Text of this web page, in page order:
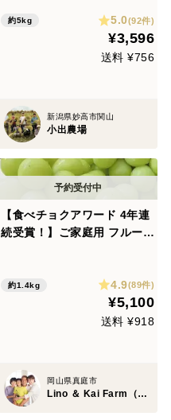
約5kg 5.0(92件)
¥3,596
送料 ¥756
新潟県妙高市関山
小出農場
【食べチョクアワード 4年連
続受賞！】ご家庭用 フルーツ
箱入り)
約1.4kg 4.9(89件)
¥5,100
送料 ¥918
岡山県真庭市
Lino ＆ Kai Farm（リノ アンド カイファーム）